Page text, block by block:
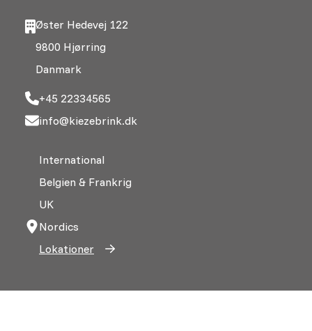
Øster Hedevej 122
9800 Hjørring
Danmark
+45 22334565
info@kiezebrink.dk
International
Belgien & Frankrig
UK
Nordics
Lokationer